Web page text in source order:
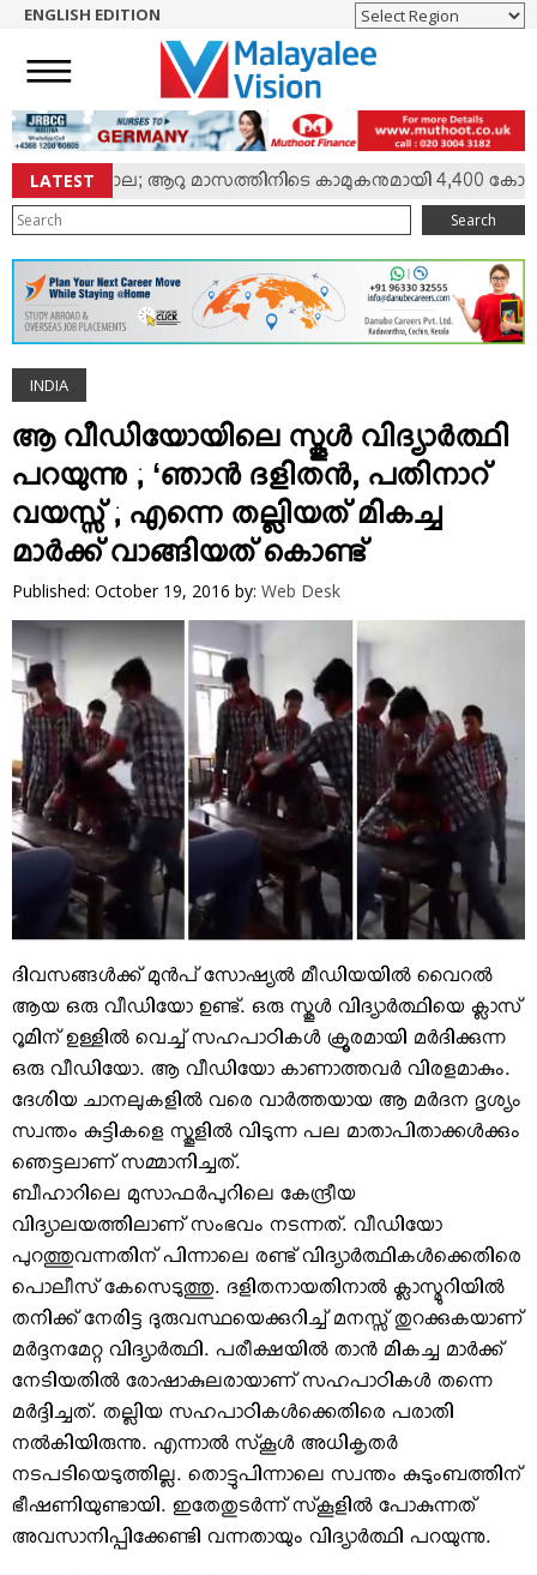
NEWS
ENGLISH
NRI
ENTERTAINMENT
MV SPECIAL
SPORTS
LIFESTYLE
TECH & AUTO
SOCIAL SPHERE
EDITORIAL
ARTS & LITERATURE
MAGAZINE
VIDEOS
YOUR SAY
COOKERY
KARSHAKAN
TOURS & TRAVEL
GREETINGS
CLASSIFIEDS
OBITUARY
ENGLISH EDITION
LATEST
ക്രൂര കൊല; ആറു മാസത്തിനിടെ കാമുകനുമായി 4,400
Search
INDIA
ആ വീഡിയോയിലെ സ്കൂള്‍ വിദ്യാര്‍ത്ഥി
പറയുന്നു ; ‘ഞാന്‍ ദളിതന്‍, പതിനാറ്
വയസ്സ് ; എന്നെ തല്ലിയത് മികച്ച
മാര്‍ക്ക് വാങ്ങിയത് കൊണ്ട്
Published: October 19, 2016 by: Web Desk
ദിവസങ്ങള്‍ക്ക് മുന്‍പ് സോഷ്യല്‍ മീഡിയയില്‍ വൈറല്‍
ആയ ഒരു വീഡിയോ ഉണ്ട്. ഒരു സ്കൂള്‍ വിദ്യാര്‍ത്ഥിയെ ക്ലാസ്
റൂമിന് ഉള്ളില്‍ വെച്ച് സഹപാഠികള്‍ ക്രൂരമായി മര്‍ദിക്കുന്ന
ഒരു വീഡിയോ. ആ വീഡിയോ കാണാത്തവര്‍ വിരളമാകും.
ദേശിയ ചാനലുകളില്‍ വരെ വാര്‍ത്തയായ ആ മര്‍ദന ദൃശ്യം
സ്വന്തം കുട്ടികളെ സ്കൂളില്‍ വിടുന്ന പല മാതാപിതാക്കള്‍ക്കും
ഞെട്ടലാണ് സമ്മാനിച്ചത്‌.
ബീഹാറിലെ മുസാഫര്‍പുറിലെ കേന്ദ്രീയ
വിദ്യാലയത്തിലാണ് സംഭവം നടന്നത്. വീഡിയോ
പുറത്തുവന്നതിന് പിന്നാലെ രണ്ട് വിദ്യാര്‍ത്ഥികള്‍ക്കെതിരെ
പൊലീസ് കേസെടുത്തു. ദളിതനായതിനാല്‍ ക്ലാസ്മുറിയില്‍
തനിക്ക് നേരിട്ട ദുരുവസ്ഥയെക്കുറിച്ച് മനസ്സ് തുറക്കുകയാണ്
മര്‍ദ്ദനമേറ്റ വിദ്യാര്‍ത്ഥി. പരീക്ഷയില്‍ താന്‍ മികച്ച മാര്‍ക്ക്
നേടിയതില്‍ രോഷാകുലരായാണ് സഹപാഠികള്‍ തന്നെ
മര്‍ദ്ദിച്ചത്. തല്ലിയ സഹപാഠികള്‍ക്കെതിരെ പരാതി
നല്‍കിയിരുന്നു. എന്നാല്‍ സ്‌കൂള്‍ അധികൃതര്‍
നടപടിയെടുത്തില്ല. തൊട്ടുപിന്നാലെ സ്വന്തം കുടുംബത്തിന്
ഭീഷണിയുണ്ടായി. ഇതേതുടര്‍ന്ന് സ്‌കൂളില്‍ പോകുന്നത്
അവസാനിപ്പിക്കേണ്ടി വന്നതായും വിദ്യാര്‍ത്ഥി പറയുന്നു.